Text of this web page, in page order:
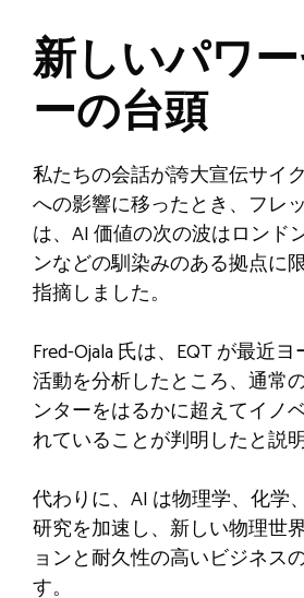
新しいパワ
ーの台頭
私たちの会話が誇大宣伝サイ
への影響に移ったとき、フレ
は、AI 価値の次の波はロンド
ンなどの馴染みのある拠点に
指摘しました。
Fred-Ojala 氏は、EQT が最近
活動を分析したところ、通常
ンターをはるかに超えてイノ
れていることが判明したと説
代わりに、AI は物理学、化学
研究を加速し、新しい物理世
ョンと耐久性の高いビジネス
す。